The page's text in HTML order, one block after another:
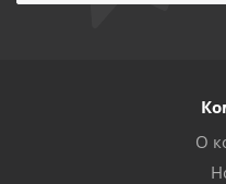
О